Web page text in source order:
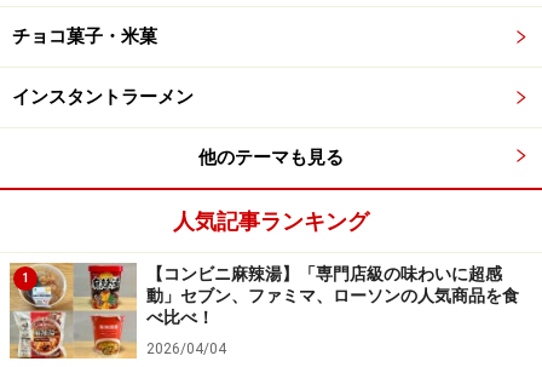
丈夫』、C1000×嵐のセレクトグッズプレゼントの懸賞も
三ツ矢サイダー（アサヒ飲料・2020年）
三ツ矢サイダー HELLO NEW DREAM. 特別限定パッケージ
（アサヒ飲料・2020年）
チョコ菓子・米菓
インスタントラーメン
他のテーマも見る
人気記事ランキング
1
【コンビニ麻辣湯】「専門店級の味わいに超感
動」セブン、ファミマ、ローソンの人気商品を食
べ比べ！
2026/04/04